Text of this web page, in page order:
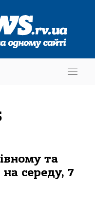
та
на середу, 7